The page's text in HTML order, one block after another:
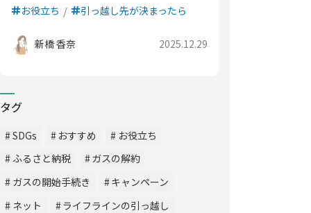
お役立ち 引っ越し先が決まったら
新橋 香奈 2025.12.29
タグ
SDGs おすすめ
お役立ち
ふるさと納税
ガスの解約
ガスの開始手続き
キャンペーン
ネット
ライフラインの引っ越し